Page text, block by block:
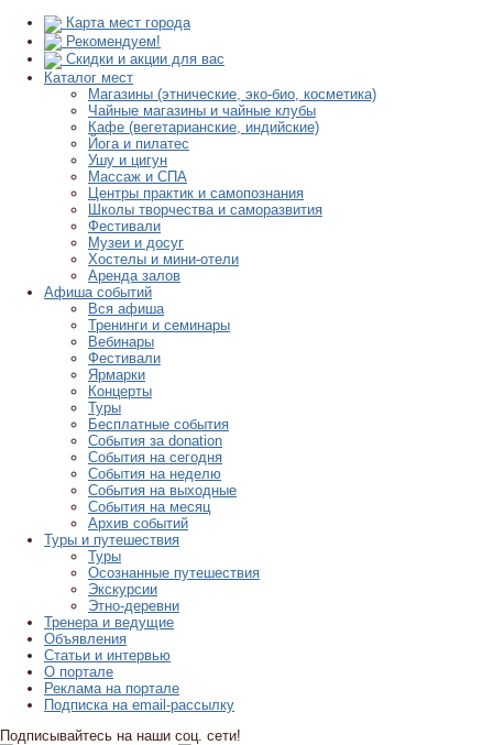
Карта мест города
Рекомендуем!
Скидки и акции для вас
Каталог мест
Магазины (этнические, эко-био, косметика)
Чайные магазины и чайные клубы
Кафе (вегетарианские, индийские)
Йога и пилатес
Ушу и цигун
Массаж и СПА
Центры практик и самопознания
Школы творчества и саморазвития
Фестивали
Музеи и досуг
Хостелы и мини-отели
Аренда залов
Афиша событий
Вся афиша
Тренинги и семинары
Вебинары
Фестивали
Ярмарки
Концерты
Туры
Бесплатные события
События за donation
События на сегодня
События на неделю
События на выходные
События на месяц
Архив событий
Туры и путешествия
Туры
Осознанные путешествия
Экскурсии
Этно-деревни
Тренера и ведущие
Объявления
Статьи и интервью
О портале
Реклама на портале
Подписка на email-рассылку
Подписывайтесь на наши соц. сети!